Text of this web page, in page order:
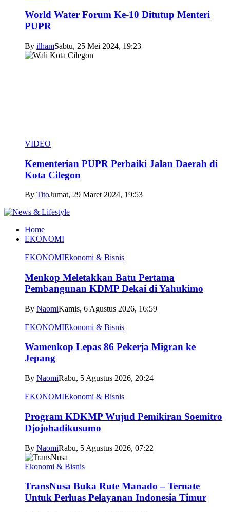
World Water Forum Ke-10 Ditutup Menteri
PUPR
By ilhamSabtu, 25 Mei 2024, 19:23
VIDEO
Kementerian PUPR Perbaiki Jalan Daerah di
Kota Cilegon
By TitoJumat, 29 Maret 2024, 19:53
Home
EKONOMI
EKONOMIEkonomi & Bisnis
Menkop Meletakkan Batu Pertama
Pembangunan KDMP Dekai di Yahukimo
By NaomiKamis, 6 Agustus 2026, 16:59
EKONOMIEkonomi & Bisnis
Wamenkop Lepas 86 Pekerja Migran ke
Jepang
By NaomiRabu, 5 Agustus 2026, 20:24
EKONOMIEkonomi & Bisnis
Program KDKMP Wujud Pemikiran Soemitro
Djojohadikusumo
By NaomiRabu, 5 Agustus 2026, 07:22
Ekonomi & Bisnis
TransNusa Buka Rute Manado – Ternate
Untuk Perluas Pelayanan Indonesia Timur